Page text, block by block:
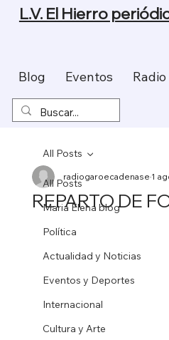
Blog Eventos Radio
L.V. El Hierro
All Posts
Maria Elena blog
Política
Actualidad y Noticias
Eventos y Deportes
Internacional
Cultura y Arte
All Posts
REPARTO DE
radiogaroecadenase1